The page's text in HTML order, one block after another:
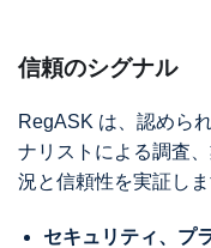
信頼のシグナル
RegASK は、認めら
ナリストによる調査
況と信頼性を実証し
セキュリティ、プ